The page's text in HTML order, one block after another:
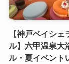
【神戸ベイシ
ル】六甲温泉大
ル・夏イベント